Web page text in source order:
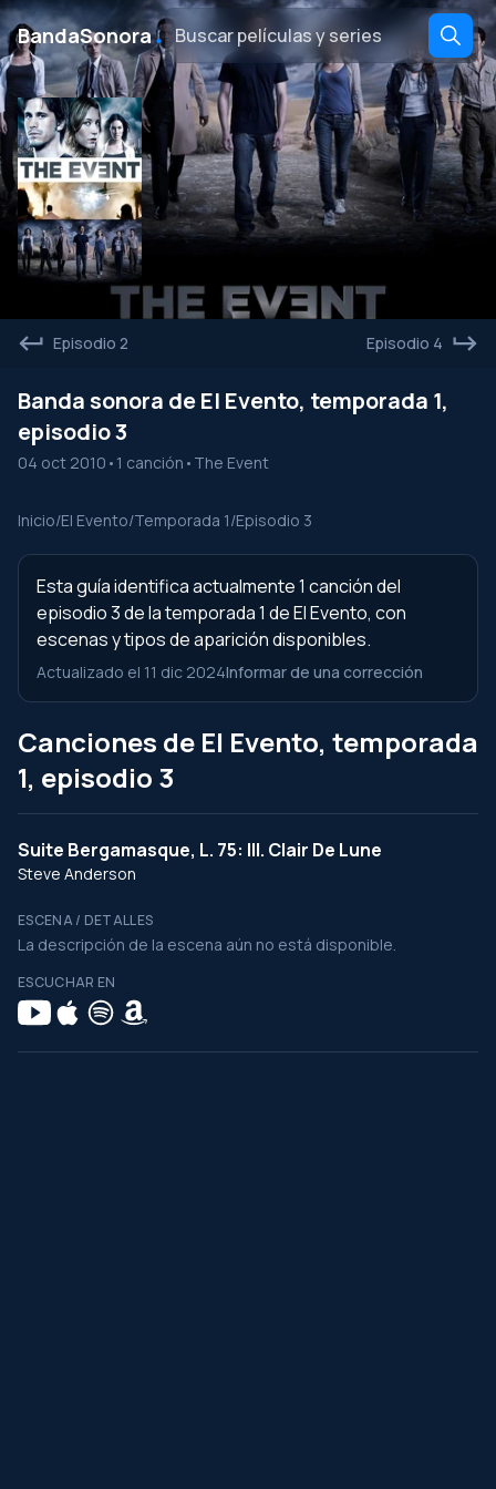
BandaSonora․
Episodio 2 Episodio 4
Banda sonora de El Evento, temporada 1,
episodio 3
04 oct 2010 • 1 canción • The Event
Inicio/El Evento/Temporada 1/Episodio 3
Esta guía identifica actualmente 1 canción del
episodio 3 de la temporada 1 de El Evento, con
escenas y tipos de aparición disponibles.
Actualizado el 11 dic 2024Informar de una corrección
Canciones de El Evento, temporada
1, episodio 3
Suite Bergamasque, L. 75: III. Clair De Lune
Steve Anderson
ESCENA / DETALLES
La descripción de la escena aún no está disponible.
ESCUCHAR EN